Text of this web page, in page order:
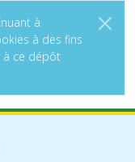
à
à des fins
à ce dépôt